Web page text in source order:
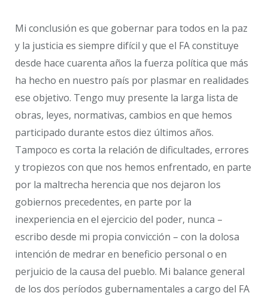
Mi conclusión es que gobernar para todos en la paz
y la justicia es siempre difícil y que el FA constituye
desde hace cuarenta años la fuerza política que más
ha hecho en nuestro país por plasmar en realidades
ese objetivo. Tengo muy presente la larga lista de
obras, leyes, normativas, cambios en que hemos
participado durante estos diez últimos años.
Tampoco es corta la relación de dificultades, errores
y tropiezos con que nos hemos enfrentado, en parte
por la maltrecha herencia que nos dejaron los
gobiernos precedentes, en parte por la
inexperiencia en el ejercicio del poder, nunca –
escribo desde mi propia convicción – con la dolosa
intención de medrar en beneficio personal o en
perjuicio de la causa del pueblo. Mi balance general
de los dos períodos gubernamentales a cargo del FA